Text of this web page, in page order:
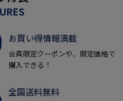
お買い得情報満載
会員限定クーポンや、限定価格で
購入できる！
全国送料無料